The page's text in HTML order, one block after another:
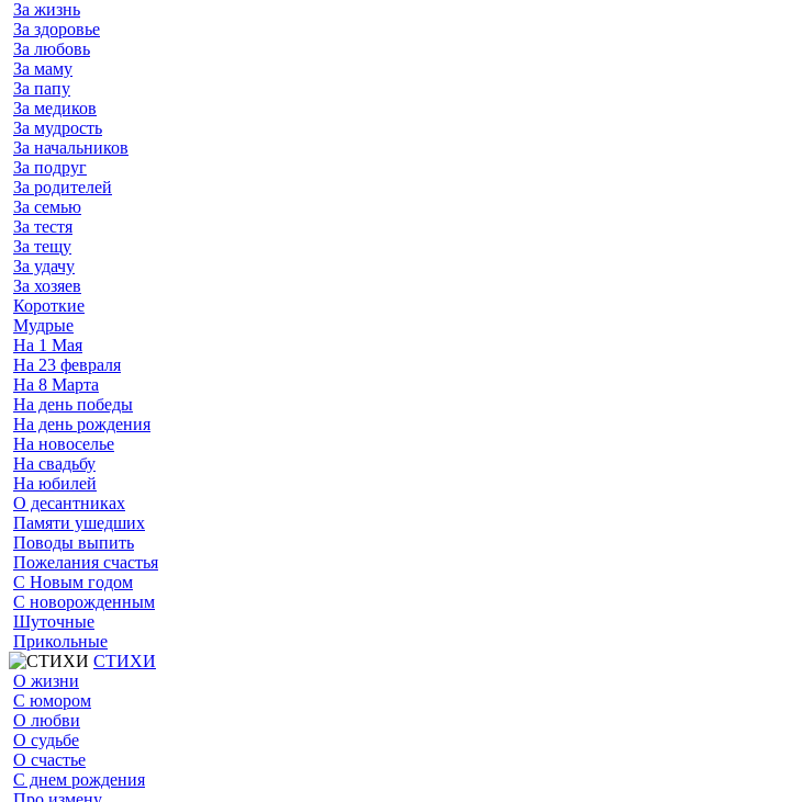
За жизнь
За здоровье
За любовь
За маму
За папу
За медиков
За мудрость
За начальников
За подруг
За родителей
За семью
За тестя
За тещу
За удачу
За хозяев
Короткие
Мудрые
На 1 Мая
На 23 февраля
На 8 Марта
На день победы
На день рождения
На новоселье
На свадьбу
На юбилей
О десантниках
Памяти ушедших
Поводы выпить
Пожелания счастья
С Новым годом
С новорожденным
Шуточные
Прикольные
СТИХИ
О жизни
С юмором
О любви
О судьбе
О счастье
С днем рождения